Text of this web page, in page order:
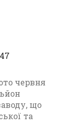
червня
що
та